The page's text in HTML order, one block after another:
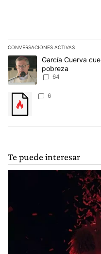
CONVERSACIONES ACTIVAS
Este listado muestra los
Un artículo de tendencia
García Cuerva
pobreza
64
Un artículo de tendencia
6